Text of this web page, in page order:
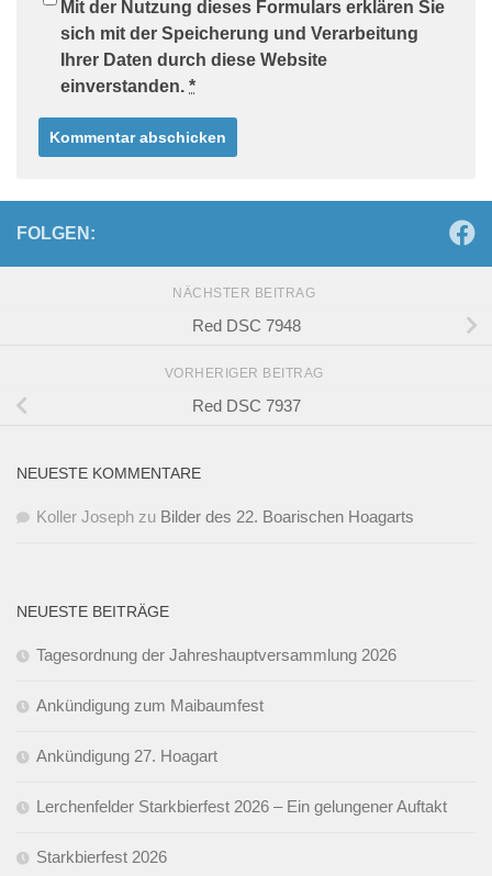
Mit der Nutzung dieses Formulars erklären Sie
sich mit der Speicherung und Verarbeitung
Ihrer Daten durch diese Website
einverstanden. *
FOLGEN:
NÄCHSTER BEITRAG
Red DSC 7948
VORHERIGER BEITRAG
Red DSC 7937
NEUESTE KOMMENTARE
Koller Joseph zu Bilder des 22. Boarischen Hoagarts
NEUESTE BEITRÄGE
Tagesordnung der Jahreshauptversammlung 2026
Ankündigung zum Maibaumfest
Ankündigung 27. Hoagart
Lerchenfelder Starkbierfest 2026 – Ein gelungener Auftakt
Starkbierfest 2026